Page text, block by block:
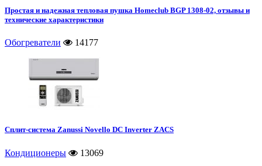
Простая и надежная тепловая пушка Homeclub BGP 1308-02, отзывы и
технические характеристики
Обогреватели 14177
Сплит-система Zanussi Novello DC Inverter ZACS
Кондиционеры 13069